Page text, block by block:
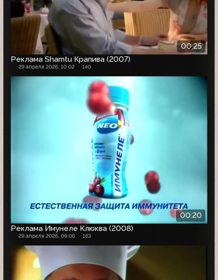
00:25
Реклама Shamtu Крапива (2007)
29 апреля 2026, 10:02 140
00:20
Реклама Имунеле Клюква (2008)
29 апреля 2026, 09:06 163